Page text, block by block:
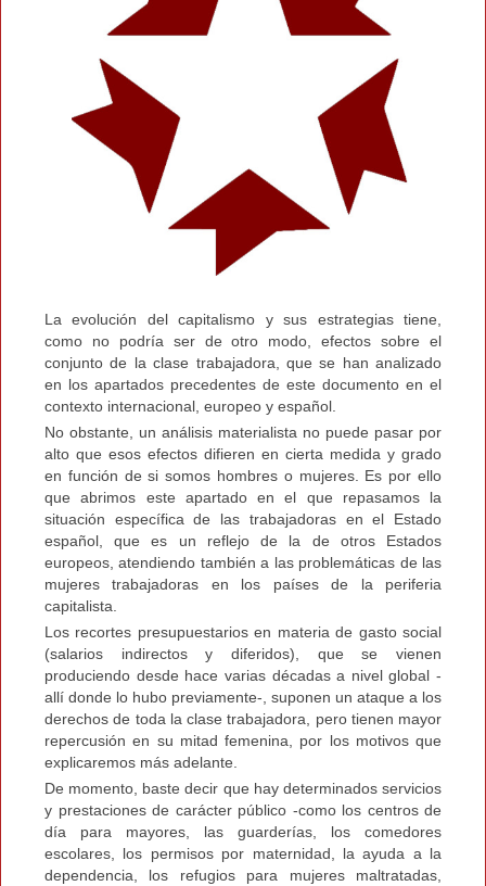
La evolución del capitalismo y sus estrategias tiene,
como no podría ser de otro modo, efectos sobre el
conjunto de la clase trabajadora, que se han analizado
en los apartados precedentes de este documento en el
contexto internacional, europeo y español.
No obstante, un análisis materialista no puede pasar por
alto que esos efectos difieren en cierta medida y grado
en función de si somos hombres o mujeres. Es por ello
que abrimos este apartado en el que repasamos la
situación específica de las trabajadoras en el Estado
español, que es un reflejo de la de otros Estados
europeos, atendiendo también a las problemáticas de las
mujeres trabajadoras en los países de la periferia
capitalista.
Los recortes presupuestarios en materia de gasto social
(salarios indirectos y diferidos), que se vienen
produciendo desde hace varias décadas a nivel global -
allí donde lo hubo previamente-, suponen un ataque a los
derechos de toda la clase trabajadora, pero tienen mayor
repercusión en su mitad femenina, por los motivos que
explicaremos más adelante.
De momento, baste decir que hay determinados servicios
y prestaciones de carácter público -como los centros de
día para mayores, las guarderías, los comedores
escolares, los permisos por maternidad, la ayuda a la
dependencia, los refugios para mujeres maltratadas,